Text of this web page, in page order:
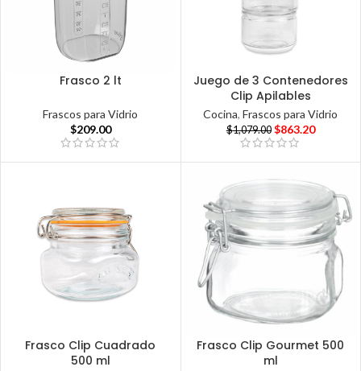
Frasco 2 lt
Frascos para Vidrio
$209.00
Juego de 3 Contenedores
Clip Apilables
Cocina,Frascos para Vidrio
$1,079.00 $863.20
Frasco Clip Cuadrado
500 ml
Frasco Clip Gourmet 500
ml